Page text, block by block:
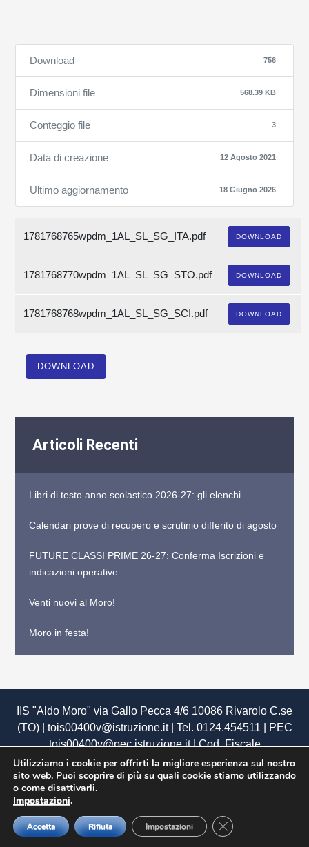
Download 756
Dimensioni file 568.39 KB
Conteggio file 3
Data di creazione 12 Agosto 2021
Ultimo aggiornamento 18 Giugno 2026
1781768765wpdm_1AL_SL_SG_ITA.pdf DOWNLOAD
1781768770wpdm_1AL_SL_SG_STO.pdf DOWNLOAD
1781768768wpdm_1AL_SL_SG_SCI.pdf DOWNLOAD
DOWNLOAD
Articoli Recenti
Libri di testo anno scolastico 2026-27: gli elenchi
Calendari prove di recupero e scrutinio differito di agosto
FUTURE CLASSI PRIME 26-27: Conferma Iscrizioni e
indicazioni operative
Venti nuovi al Moro!
Moro in festa!
IIS "Aldo Moro" via Gallo Pecca 4/6 10086 Rivarolo C.se
(TO) | tois00400v@istruzione.it | Tel. 0124.454511 | PEC
tois00400v@pec.istruzione.it| Cod. Fiscale
85502120018 | Cod. Meccanografico TOIS00400V |
U.R.P.|Siti tematici| Privacy |Dichiarazione di
Accessibilità|Obiettivi di Accessibilità
Graduate byTheme Palace
Utilizziamo i cookie per offrirti la migliore esperienza sul nostro
sito web. Puoi scoprire di più su quali cookie stiamo utilizzando
o come disattivarli.
Impostazioni.
Accetta Rifiuta Impostazioni Close GDPR